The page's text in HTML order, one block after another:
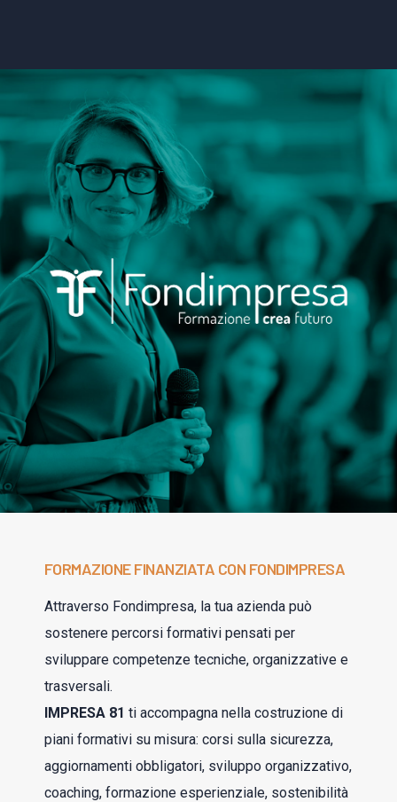
FORMAZIONE FINANZIATA CON FONDIMPRESA
Attraverso Fondimpresa, la tua azienda può
sostenere percorsi formativi pensati per
sviluppare competenze tecniche, organizzative e
trasversali.
IMPRESA 81 ti accompagna nella costruzione di
piani formativi su misura: corsi sulla sicurezza,
aggiornamenti obbligatori, sviluppo organizzativo,
coaching, formazione esperienziale, sostenibilità